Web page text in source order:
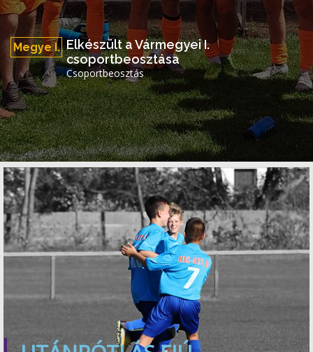
Megye I. Elkészült a Vármegyei I.
csoportbeosztása
Csoportbeosztás